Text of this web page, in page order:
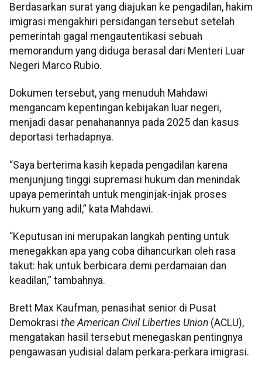
Berdasarkan surat yang diajukan ke pengadilan, hakim
imigrasi mengakhiri persidangan tersebut setelah
pemerintah gagal mengautentikasi sebuah
memorandum yang diduga berasal dari Menteri Luar
Negeri Marco Rubio.
Dokumen tersebut, yang menuduh Mahdawi
mengancam kepentingan kebijakan luar negeri,
menjadi dasar penahanannya pada 2025 dan kasus
deportasi terhadapnya.
“Saya berterima kasih kepada pengadilan karena
menjunjung tinggi supremasi hukum dan menindak
upaya pemerintah untuk menginjak-injak proses
hukum yang adil,” kata Mahdawi.
“Keputusan ini merupakan langkah penting untuk
menegakkan apa yang coba dihancurkan oleh rasa
takut: hak untuk berbicara demi perdamaian dan
keadilan,” tambahnya.
Brett Max Kaufman, penasihat senior di Pusat
Demokrasi the American Civil Liberties Union (ACLU),
mengatakan hasil tersebut menegaskan pentingnya
pengawasan yudisial dalam perkara-perkara imigrasi.